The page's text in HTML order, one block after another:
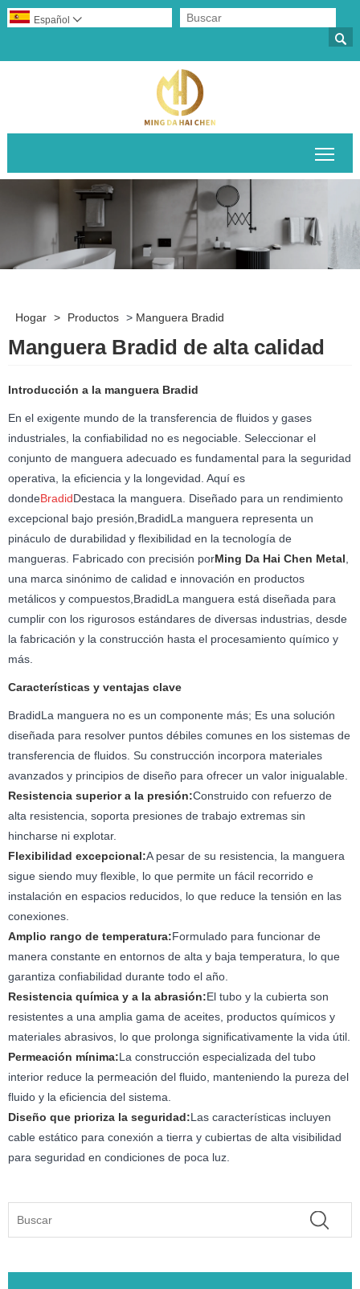

Español 
Hogar > Productos > Manguera Bradid
Manguera Bradid de alta calidad
Introducción a la manguera Bradid
En el exigente mundo de la transferencia de fluidos y gases
industriales, la confiabilidad no es negociable. Seleccionar el
conjunto de manguera adecuado es fundamental para la seguridad
operativa, la eficiencia y la longevidad. Aquí es
dondeBradidDestaca la manguera. Diseñado para un rendimiento
excepcional bajo presión,BradidLa manguera representa un
pináculo de durabilidad y flexibilidad en la tecnología de
mangueras. Fabricado con precisión porMing Da Hai Chen Metal,
una marca sinónimo de calidad e innovación en productos
metálicos y compuestos,BradidLa manguera está diseñada para
cumplir con los rigurosos estándares de diversas industrias, desde
la fabricación y la construcción hasta el procesamiento químico y
más.
Características y ventajas clave
BradidLa manguera no es un componente más; Es una solución
diseñada para resolver puntos débiles comunes en los sistemas de
transferencia de fluidos. Su construcción incorpora materiales
avanzados y principios de diseño para ofrecer un valor inigualable.
Resistencia superior a la presión:Construido con refuerzo de
alta resistencia, soporta presiones de trabajo extremas sin
hincharse ni explotar.
Flexibilidad excepcional:A pesar de su resistencia, la manguera
sigue siendo muy flexible, lo que permite un fácil recorrido e
instalación en espacios reducidos, lo que reduce la tensión en las
conexiones.
Amplio rango de temperatura:Formulado para funcionar de
manera constante en entornos de alta y baja temperatura, lo que
garantiza confiabilidad durante todo el año.
Resistencia química y a la abrasión:El tubo y la cubierta son
resistentes a una amplia gama de aceites, productos químicos y
materiales abrasivos, lo que prolonga significativamente la vida útil.
Permeación mínima:La construcción especializada del tubo
interior reduce la permeación del fluido, manteniendo la pureza del
fluido y la eficiencia del sistema.
Diseño que prioriza la seguridad:Las características incluyen
cable estático para conexión a tierra y cubiertas de alta visibilidad
para seguridad en condiciones de poca luz.